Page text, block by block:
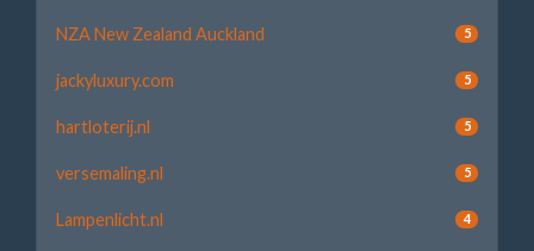
NZA New Zealand Auckland 5
jackyluxury.com 5
hartloterij.nl 5
versemaling.nl 5
Lampenlicht.nl 4